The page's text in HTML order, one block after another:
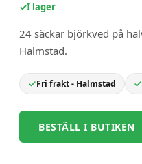
✓I lager
24 säckar björkved på
Halmstad.
Fri frakt - Halmstad
BESTÄLL I BUTIKEN